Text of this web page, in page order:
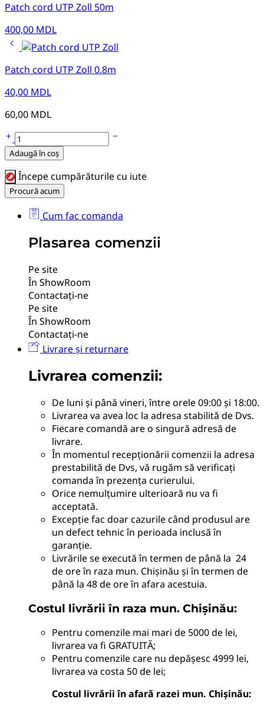
Patch cord UTP Zoll 50m
400,00 MDL
Patch cord UTP Zoll 0.8m
40,00 MDL
60,00 MDL
Patch
cord
UTP
Zoll
1.5m
quantity
Adaugă în coș
Începe cumpărăturile cu iute
Procură acum
Cum fac comanda
Plasarea comenzii
Pe site
În ShowRoom
Contactați-ne
Pe site
În ShowRoom
Contactați-ne
Livrare și returnare
Livrarea comenzii:
De luni și până vineri, între orele 09:00 și 18:00.
Livrarea va avea loc la adresa stabilită de Dvs.
Fiecare comandă are o singură adresă de
livrare.
În momentul recepționării comenzii la adresa
prestabilită de Dvs, vă rugăm să verificați
comanda în prezența curierului.
Orice nemulțumire ulterioară nu va fi
acceptată.
Excepție fac doar cazurile când produsul are
un defect tehnic în perioada inclusă în
garanție.
Livrările se execută în termen de până la 24
de ore în raza mun. Chișinău și în termen de
până la 48 de ore în afara acestuia.
Costul livrării în raza mun. Chișinău:
Pentru comenzile mai mari de 5000 de lei,
livrarea va fi GRATUITĂ;
Pentru comenzile care nu depășesc 4999 lei,
livrarea va costa 50 de lei;
Costul livrării în afară razei mun. Chișinău: